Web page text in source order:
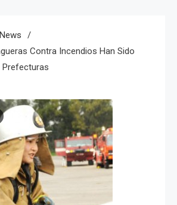
Contra Incendios Han Sido
Prefecturas